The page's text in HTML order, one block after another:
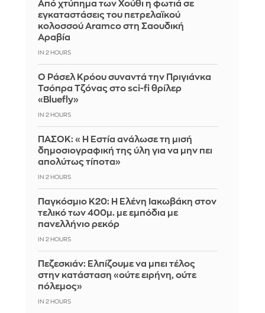
Από χτύπημα των Χούθι η φωτιά σε
εγκαταστάσεις του πετρελαϊκού
κολοσσού Aramco στη Σαουδική
Αραβία
IN 2 HOURS
Ο Ράσελ Κρόου συναντά την Πριγιάνκα
Τσόπρα Τζόνας στο sci-fi θρίλερ
«Bluefly»
IN 2 HOURS
ΠΑΣΟΚ: «Η Εστία ανάλωσε τη μισή
δημοσιογραφική της ύλη για να μην πει
απολύτως τίποτα»
IN 2 HOURS
Παγκόσμιο Κ20: Η Ελένη Ιακωβάκη στον
τελικό των 400μ. με εμπόδια με
πανελλήνιο ρεκόρ
IN 2 HOURS
Πεζεσκιάν: Ελπίζουμε να μπει τέλος
στην κατάσταση «ούτε ειρήνη, ούτε
πόλεμος»
IN 2 HOURS